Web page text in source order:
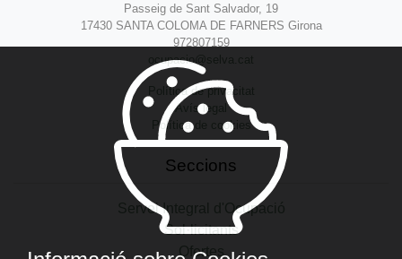
Passeig de Sant Salvador, 19
17430 SANTA COLOMA DE FARNERS Girona
972807159
ocupacio@selva.cat
Política de privacitat
Avís legal
Política de cookies
Seccions
Servei Integral d'Ocupació
Sol·licitants
Ofertes